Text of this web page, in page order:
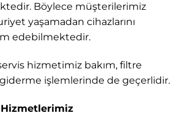
Böylece müşterilerimiz
yaşamadan cihazlarını
edebilmektedir.
hizmetimiz bakım, filtre
giderme işlemlerinde de geçerlidir.
Hizmetlerimiz